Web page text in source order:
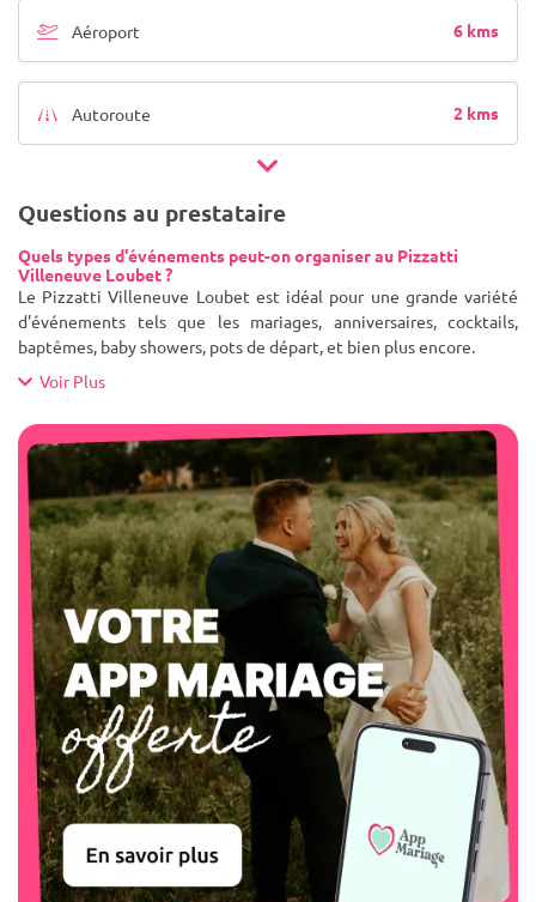
Aéroport 6 kms
Autoroute 2 kms
Questions au prestataire
Quels types d'événements peut-on organiser au Pizzatti
Villeneuve Loubet ?
Le Pizzatti Villeneuve Loubet est idéal pour une grande variété
d'événements tels que les mariages, anniversaires, cocktails,
baptêmes, baby showers, pots de départ, et bien plus encore.
Voir Plus